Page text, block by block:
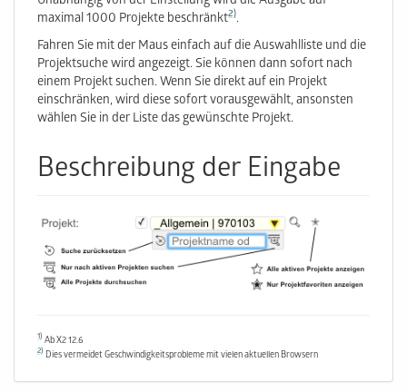
maximal 1000 Projekte beschränkt2).
Fahren Sie mit der Maus einfach auf die Auswahlliste und die
Projektsuche wird angezeigt. Sie können dann sofort nach
einem Projekt suchen. Wenn Sie direkt auf ein Projekt
einschränken, wird diese sofort vorausgewählt, ansonsten
wählen Sie in der Liste das gewünschte Projekt.
Beschreibung der Eingabe
1) Ab X2 12.6
2) Dies vermeidet Geschwindigkeitsprobleme mit vielen aktuellen Browsern